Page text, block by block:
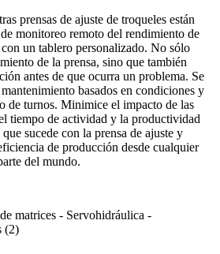
prensas de ajuste de troqueles están
monitoreo remoto del rendimiento de
un tablero personalizado. No sólo
de la prensa, sino que también
antes de que ocurra un problema. Se
basados ​​en condiciones y
de turnos. Minimice el impacto de las
tiempo de actividad y la productividad
sucede con la prensa de ajuste y
de producción desde cualquier
del mundo.